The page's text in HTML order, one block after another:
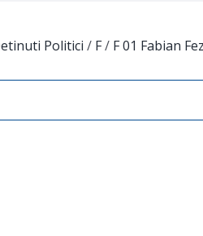
Politici / F/ F 01 Fabian